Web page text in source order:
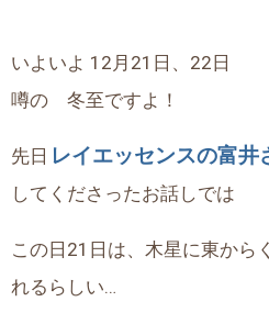
いよいよ 12月21日、22日
噂の 冬至ですよ！
先日 レイエッセンスの富井
してくださったお話しでは
この日21日は、木星に東から
れるらしい…